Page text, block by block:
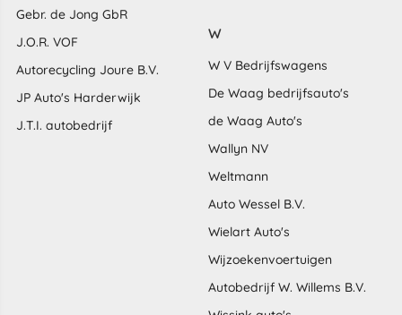
Gebr. de Jong GbR
J.O.R. VOF
Autorecycling Joure B.V.
JP Auto's Harderwijk
J.T.I. autobedrijf
W
W V Bedrijfswagens
De Waag bedrijfsauto's
de Waag Auto's
Wallyn NV
Weltmann
Auto Wessel B.V.
Wielart Auto's
Wijzoekenvoertuigen
Autobedrijf W. Willems B.V.